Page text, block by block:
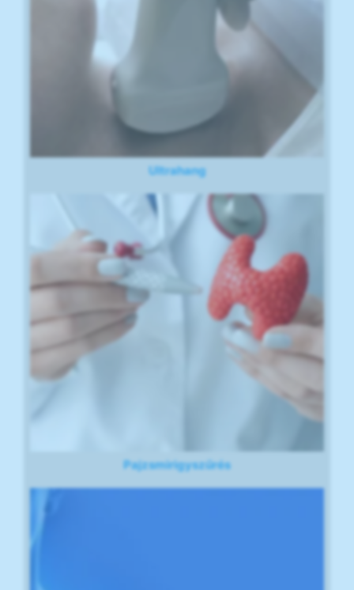
Ultrahang
Pajzsmirigyszűrés